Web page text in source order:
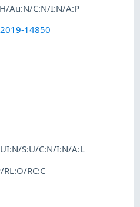
Au:N/C:N/I:N/A:P
2019-14850
S:U/C:N/I:N/A:L
RL:O/RC:C